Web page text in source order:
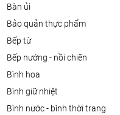
bàn ủi
bảo quản thực phẩm
bếp từ
bếp nướng - nồi chiên
bình hoa
bình giữ nhiệt
bình nước - bình thời trang